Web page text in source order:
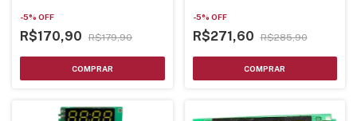
-5% OFF
R$170,90 R$179,90
-5% OFF
R$271,60 R$285,90